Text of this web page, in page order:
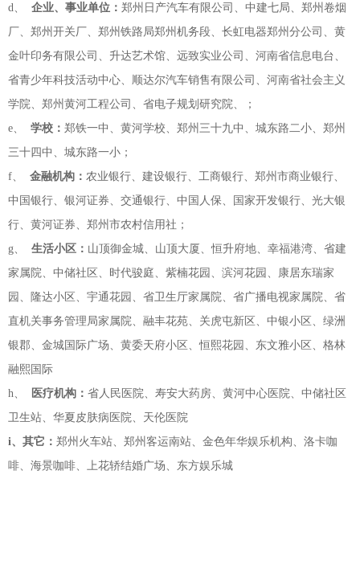
d、
企业、事业单位： 郑州日产汽车有限公司、中建七局、郑州卷烟
厂、郑州开关厂、郑州铁路局郑州机务段、长虹电器郑州分公司、黄
金叶印务有限公司、升达艺术馆、远致实业公司、河南省信息电台、
省青少年科技活动中心、顺达尔汽车销售有限公司、河南省社会主义
学院、郑州黄河工程公司、省电子规划研究院、；
e、
学校： 郑铁一中、黄河学校、郑州三十九中、城东路二小、郑州
三十四中、城东路一小；
f、
金融机构： 农业银行、建设银行、工商银行、郑州市商业银行、
中国银行、银河证券、交通银行、中国人保、国家开发银行、光大银
行、黄河证券、郑州市农村信用社；
g、
生活小区： 山顶御金城、山顶大厦、恒升府地、幸福港湾、省建
家属院、中储社区、时代骏庭、紫楠花园、滨河花园、康居东瑞家
园、隆达小区、宇通花园、省卫生厅家属院、省广播电视家属院、省
直机关事务管理局家属院、融丰花苑、关虎屯新区、中银小区、绿洲
银郡、金城国际广场、黄委天府小区、恒熙花园、东文雅小区、格林
融熙国际
h、
医疗机构： 省人民医院、寿安大药房、黄河中心医院、中储社区
卫生站、华夏皮肤病医院、天伦医院
i、其它： 郑州火车站、郑州客运南站、金色年华娱乐机构、洛卡咖
啡、海景咖啡、上花轿结婚广场、东方娱乐城